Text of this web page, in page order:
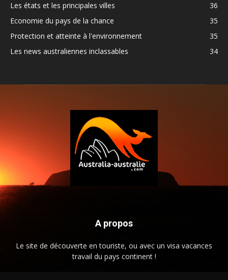
Les états et les principales villes
36
Economie du pays de la chance
35
Protection et atteinte à l'environnement
35
Les news australiennes inclassables
34
A propos
Le site de découverte en touriste, ou avec un visa vacances
travail du pays continent !